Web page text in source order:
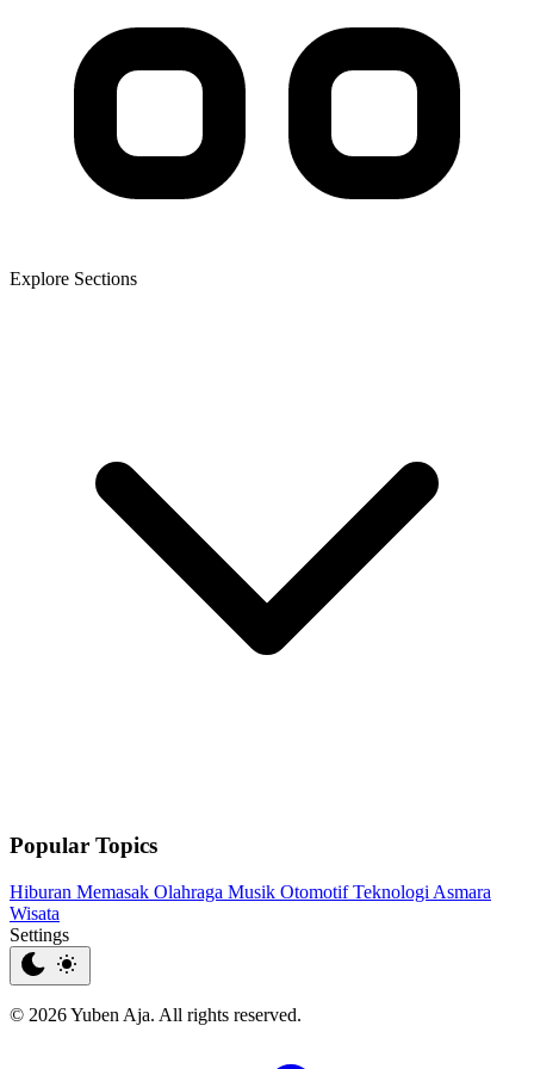
Explore Sections
Popular Topics
Hiburan Memasak Olahraga Musik OtomotifTeknologi Asmara
Wisata
Settings
© 2026 Yuben Aja. All rights reserved.